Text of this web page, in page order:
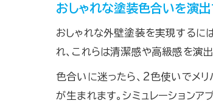
おしゃれな塗装色合いを演出
おしゃれな外壁塗装を実現するに
れ、これらは清潔感や高級感を演
色合いに迷ったら、2色使いでメ
が生まれます。シミュレーション